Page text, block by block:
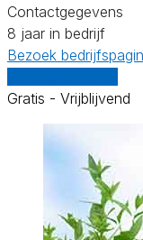
Contactgegevens
8 jaar in bedrijf
Bezoek
Gratis - Vrijblijvend